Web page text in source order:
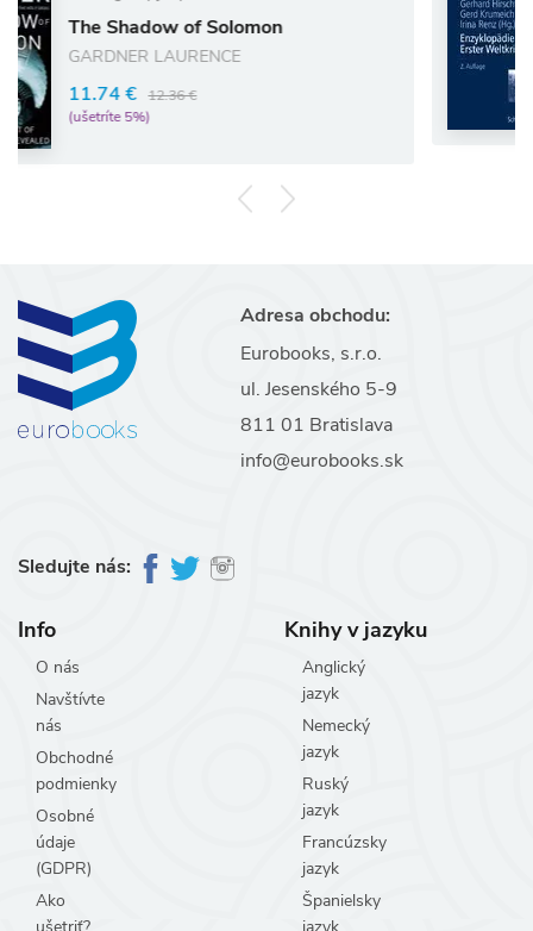
of Solomon
€
52.25 €
Adresa obchodu:
Eurobooks, s.r.o.
ul. Jesenského 5-9
811 01 Bratislava
info@eurobooks.sk
Sledujte nás:
Info
O nás
Navštívte
nás
Obchodné
podmienky
Osobné
údaje
(GDPR)
Ako
Knihy v jazyku
Anglický
jazyk
Nemecký
jazyk
Ruský
jazyk
Francúzsky
jazyk
Španielsky